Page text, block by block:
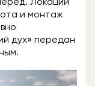
и монтаж
дух» передан